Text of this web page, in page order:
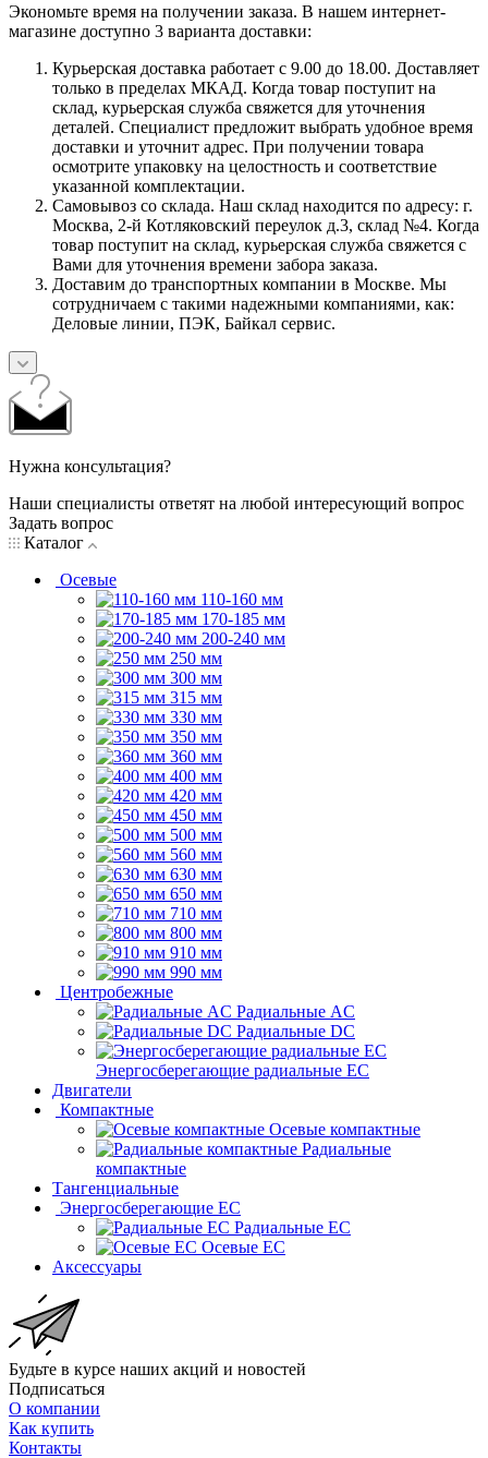
Экономьте время на получении заказа. В нашем интернет-
магазине доступно 3 варианта доставки:
Курьерская доставка работает с 9.00 до 18.00. Доставляет
только в пределах МКАД. Когда товар поступит на
склад, курьерская служба свяжется для уточнения
деталей. Специалист предложит выбрать удобное время
доставки и уточнит адрес. При получении товара
осмотрите упаковку на целостность и соответствие
указанной комплектации.
Самовывоз со склада. Наш склад находится по адресу: г.
Москва, 2-й Котляковский переулок д.3, склад №4. Когда
товар поступит на склад, курьерская служба свяжется с
Вами для уточнения времени забора заказа.
Доставим до транспортных компании в Москве. Мы
сотрудничаем с такими надежными компаниями, как:
Деловые линии, ПЭК, Байкал сервис.
Нужна консультация?
Наши специалисты ответят на любой интересующий вопрос
Задать вопрос
Каталог
Осевые
110-160 мм
170-185 мм
200-240 мм
250 мм
300 мм
315 мм
330 мм
350 мм
360 мм
400 мм
420 мм
450 мм
500 мм
560 мм
630 мм
650 мм
710 мм
800 мм
910 мм
990 мм
Центробежные
Радиальные AC
Радиальные DC
Энергосберегающие радиальные EC
Двигатели
Компактные
Осевые компактные
Радиальные
компактные
Тангенциальные
Энергосберегающие EC
Радиальные EC
Осевые EC
Аксессуары
Будьте в курсе наших акций и новостей
Подписаться
О компании
Как купить
Контакты